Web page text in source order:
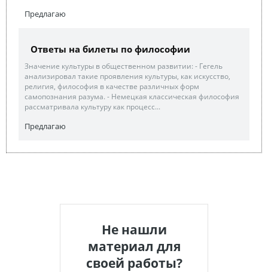
Предлагаю
Ответы на билеты по философии
Значение культуры в общественном развитии: - Гегель
анализировал такие проявления культуры, как искусство,
религия, философия в качестве различных форм
самопознания разума. - Немецкая классическая философия
рассматривала культуру как процесс...
Предлагаю
Не нашли
материал для
своей работы?